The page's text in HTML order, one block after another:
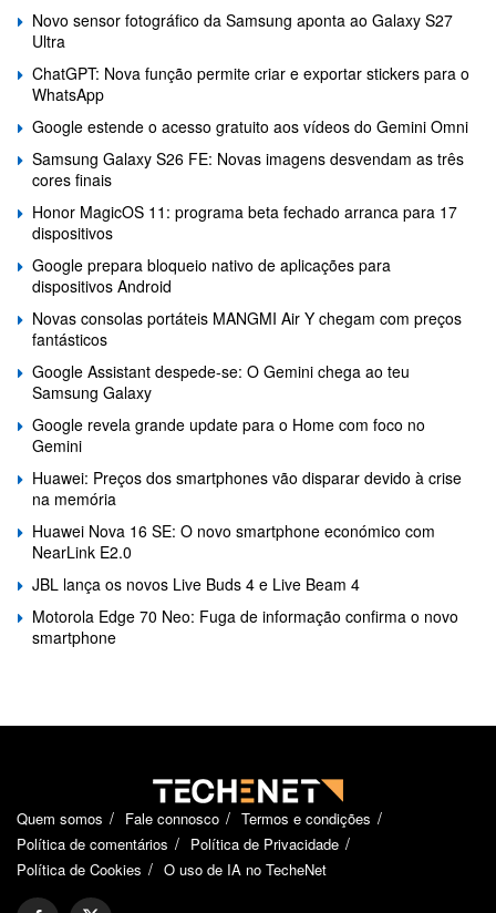
Novo sensor fotográfico da Samsung aponta ao Galaxy S27
Ultra
ChatGPT: Nova função permite criar e exportar stickers para o
WhatsApp
Google estende o acesso gratuito aos vídeos do Gemini Omni
Samsung Galaxy S26 FE: Novas imagens desvendam as três
cores finais
Honor MagicOS 11: programa beta fechado arranca para 17
dispositivos
Google prepara bloqueio nativo de aplicações para
dispositivos Android
Novas consolas portáteis MANGMI Air Y chegam com preços
fantásticos
Google Assistant despede-se: O Gemini chega ao teu
Samsung Galaxy
Google revela grande update para o Home com foco no
Gemini
Huawei: Preços dos smartphones vão disparar devido à crise
na memória
Huawei Nova 16 SE: O novo smartphone económico com
NearLink E2.0
JBL lança os novos Live Buds 4 e Live Beam 4
Motorola Edge 70 Neo: Fuga de informação confirma o novo
smartphone
Quem somos Fale connosco
Termos e condições
Política de comentários
Política de Privacidade
Política de Cookies
O uso de IA no TecheNet